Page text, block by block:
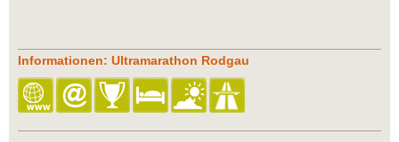
Informationen: Ultramarathon Rodgau